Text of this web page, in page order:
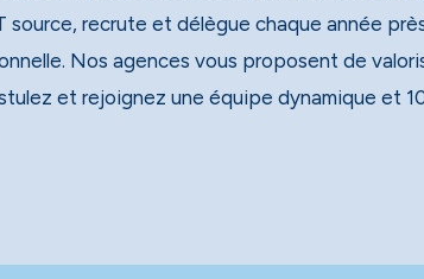
source, recrute et délègue chaque année
Nos agences vous proposent de
et rejoignez une équipe dynamique et